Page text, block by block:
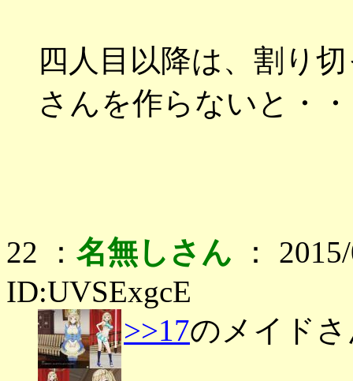
四人目以降は、割り
さんを作らないと・
22 ： 名無しさん ：
ID:UVSExgcE
>>17のメイド